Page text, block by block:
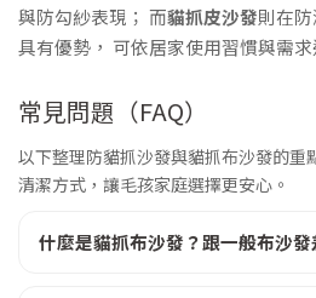
與防勾紗表現； 而貓抓皮沙發則在
具有優勢， 可依居家使用習慣與需
常見問題（FAQ）
以下整理防貓抓沙發與貓抓布沙發的重
清潔方式，讓毛孩家庭選擇更安心。
什麼是貓抓布沙發？跟一般布沙發